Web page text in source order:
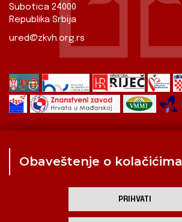
Subotica 24000
Republika Srbija
ured@zkvh.org.rs
Kulturna scena
Obaveštenje o kolačićima
PRIHVATI